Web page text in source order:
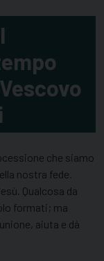
che siamo
nostra fede.
Qualcosa da
formati; ma
aiuta e dà